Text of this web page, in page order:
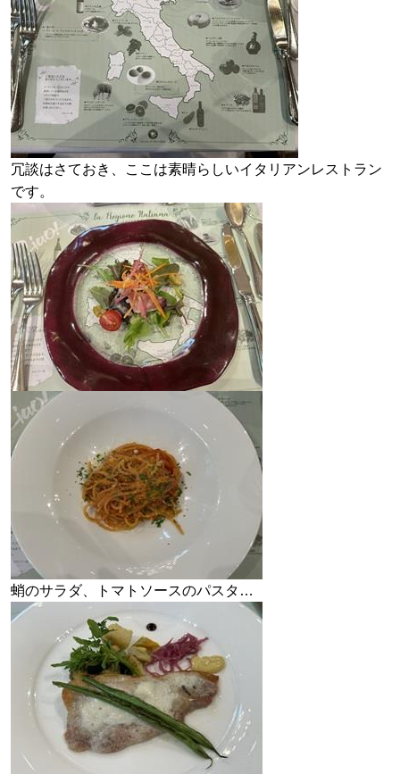
冗談はさておき、ここは素晴らしいイタリアンレストラン
です。
蛸のサラダ、トマトソースのパスタ…